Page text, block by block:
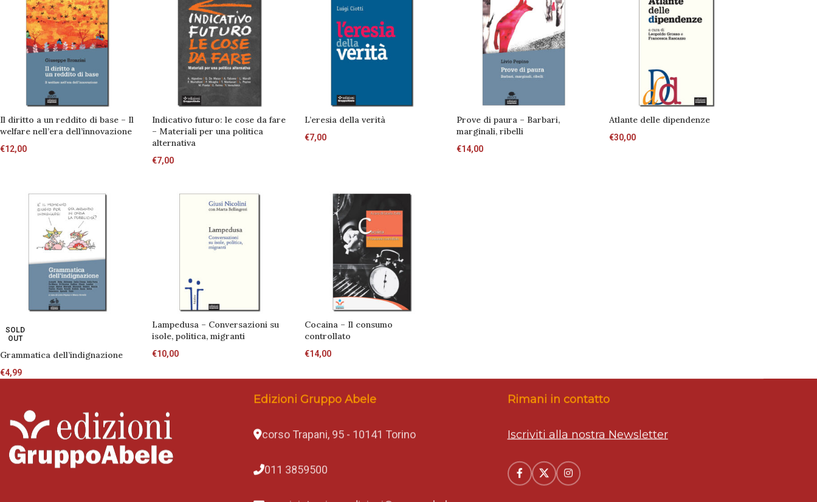
Il diritto a un reddito di base – Il
welfare nell’era dell’innovazione
€12,00
Indicativo futuro: le cose da fare
– Materiali per una politica
alternativa
€7,00
L’eresia della verità
€7,00
Prove di paura – Barbari,
marginali, ribelli
€14,00
Atlante delle dipendenze
€30,00
SOLD
OUT
Grammatica dell’indignazione
€4,99
Lampedusa – Conversazioni su
isole, politica, migranti
€10,00
Cocaina – Il consumo
controllato
€14,00
Edizioni Gruppo Abele
corso Trapani, 95 - 10141 Torino
011 3859500
Rimani in contatto
Iscriviti alla nostra Newsletter